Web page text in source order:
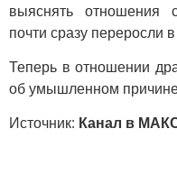
выяснять отношения
почти сразу переросли
Теперь в отношении
об умышленном
Источник: Канал в